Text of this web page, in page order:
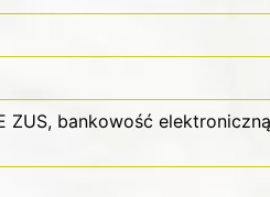
ZUS, bankowość